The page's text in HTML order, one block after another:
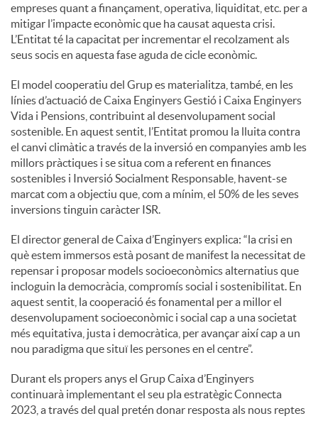
empreses quant a finançament, operativa, liquiditat, etc. per a
mitigar l’impacte econòmic que ha causat aquesta crisi.
L’Entitat té la capacitat per incrementar el recolzament als
seus socis en aquesta fase aguda de cicle econòmic.
El model cooperatiu del Grup es materialitza, també, en les
línies d’actuació de Caixa Enginyers Gestió i Caixa Enginyers
Vida i Pensions, contribuint al desenvolupament social
sostenible. En aquest sentit, l’Entitat promou la lluita contra
el canvi climàtic a través de la inversió en companyies amb les
millors pràctiques i se situa com a referent en finances
sostenibles i Inversió Socialment Responsable, havent-se
marcat com a objectiu que, com a mínim, el 50% de les seves
inversions tinguin caràcter ISR.
El director general de Caixa d’Enginyers explica: “la crisi en
què estem immersos està posant de manifest la necessitat de
repensar i proposar models socioeconòmics alternatius que
incloguin la democràcia, compromís social i sostenibilitat. En
aquest sentit, la cooperació és fonamental per a millor el
desenvolupament socioeconòmic i social cap a una societat
més equitativa, justa i democràtica, per avançar així cap a un
nou paradigma que situï les persones en el centre”.
Durant els propers anys el Grup Caixa d’Enginyers
continuarà implementant el seu pla estratègic Connecta
2023, a través del qual pretén donar resposta als nous reptes